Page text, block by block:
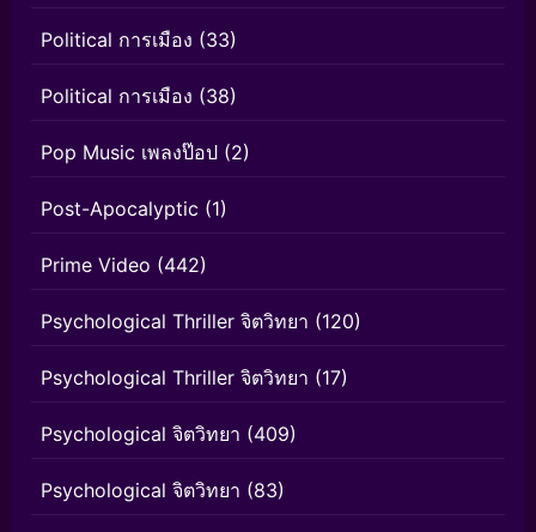
Political การเมือง (33)
Political การเมือง (38)
Pop Music เพลงป๊อป (2)
Post-Apocalyptic (1)
Prime Video (442)
Psychological Thriller จิตวิทยา (120)
Psychological Thriller จิตวิทยา (17)
Psychological จิตวิทยา (409)
Psychological จิตวิทยา (83)